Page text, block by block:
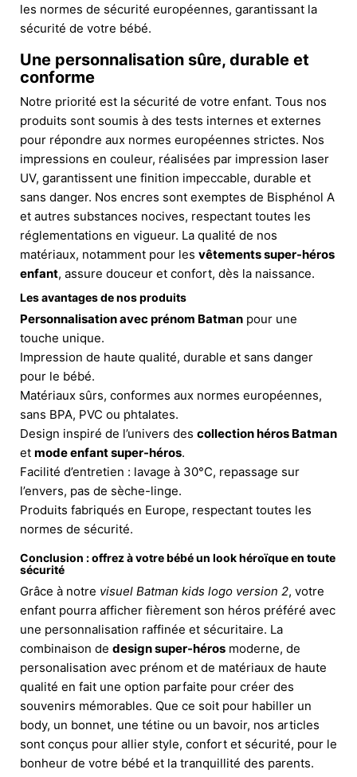
les normes de sécurité européennes, garantissant la
sécurité de votre bébé.
Une personnalisation sûre, durable et
conforme
Notre priorité est la sécurité de votre enfant. Tous nos
produits sont soumis à des tests internes et externes
pour répondre aux normes européennes strictes. Nos
impressions en couleur, réalisées par impression laser
UV, garantissent une finition impeccable, durable et
sans danger. Nos encres sont exemptes de Bisphénol A
et autres substances nocives, respectant toutes les
réglementations en vigueur. La qualité de nos
matériaux, notamment pour les vêtements super-héros
enfant, assure douceur et confort, dès la naissance.
Les avantages de nos produits
Personnalisation avec prénom Batman pour une
touche unique.
Impression de haute qualité, durable et sans danger
pour le bébé.
Matériaux sûrs, conformes aux normes européennes,
sans BPA, PVC ou phtalates.
Design inspiré de l’univers des collection héros Batman
et mode enfant super-héros.
Facilité d’entretien : lavage à 30°C, repassage sur
l’envers, pas de sèche-linge.
Produits fabriqués en Europe, respectant toutes les
normes de sécurité.
Conclusion : offrez à votre bébé un look héroïque en toute
sécurité
Grâce à notre visuel Batman kids logo version 2, votre
enfant pourra afficher fièrement son héros préféré avec
une personnalisation raffinée et sécuritaire. La
combinaison de design super-héros moderne, de
personalisation avec prénom et de matériaux de haute
qualité en fait une option parfaite pour créer des
souvenirs mémorables. Que ce soit pour habiller un
body, un bonnet, une tétine ou un bavoir, nos articles
sont conçus pour allier style, confort et sécurité, pour le
bonheur de votre bébé et la tranquillité des parents.